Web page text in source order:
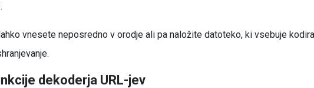
vnesete neposredno v orodje ali pa naložite datoteko, ki vsebuje
dekoderja URL-jev